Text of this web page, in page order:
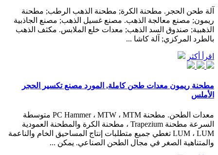
آلة طحن الحجر. مطحنة الكرة; مطحنة الذهب الرطب; مطحنة
ريمون; مصنع معالجة الذهب. مصنع غسيل الذهب; مصنع الجاذبية
الذهبية; صندوق السد الذهب; معدات خلع الملابس. مكثف الذهب
بالطرد المركزي; آلة كاشا ...
اقرأ أكثر
مطحنة ريمون معدات طحن كاملة, المورد مصنع تكسير الحجر
الأملس
معدات الطحن. مطحنة PC Hammer ، MTW ، MTM متوسطة
السرعة مطحنة Trapezium ، مطحنة الكرة والمطحنة العمودية
LUM ، LUM تغطي جميع متطلبات إنتاج المساحيق الخام والناعمة
والمتناهية الصغر في مجال الطحن الصناعي. يمكن ...